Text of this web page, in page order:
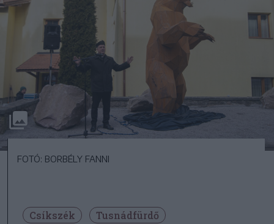
FOTÓ: BORBÉLY FANNI
Csíkszék Tusnádfürdő